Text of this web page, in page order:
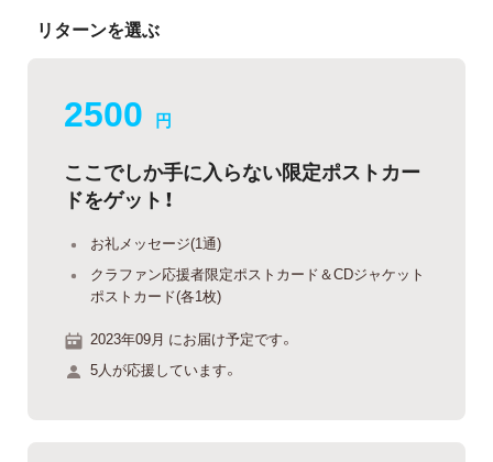
リターンを選ぶ
2500 円
ここでしか手に入らない限定ポストカー
ドをゲット！
お礼メッセージ(1通)
クラファン応援者限定ポストカード＆CDジャケット
ポストカード(各1枚)
2023年09月 にお届け予定です。
5人が応援しています。